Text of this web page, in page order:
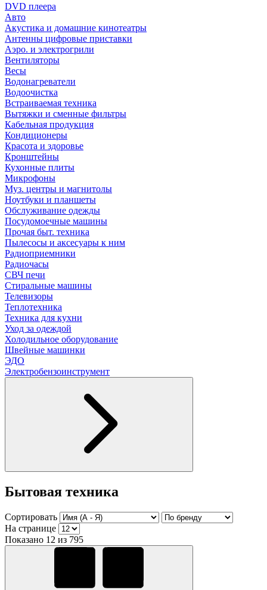
DVD плеера
Авто
Акустика и домашние кинотеатры
Антенны цифровые приставки
Аэро. и электрогрили
Вентиляторы
Весы
Водонагреватели
Водоочистка
Встраиваемая техника
Вытяжки и сменные фильтры
Кабельная продукция
Кондиционеры
Красота и здоровье
Кронштейны
Кухонные плиты
Микрофоны
Муз. центры и магнитолы
Ноутбуки и планшеты
Обслуживание одежды
Посудомоечные машины
Прочая быт. техника
Пылесосы и аксесуары к ним
Радиоприемники
Радиочасы
СВЧ печи
Стиральные машины
Телевизоры
Теплотехника
Техника для кухни
Уход за одеждой
Холодильное оборудование
Швейные машинки
ЭДО
Электробензоинструмент
Бытовая техника
Сортировать
На странице
Показано 12 из 795